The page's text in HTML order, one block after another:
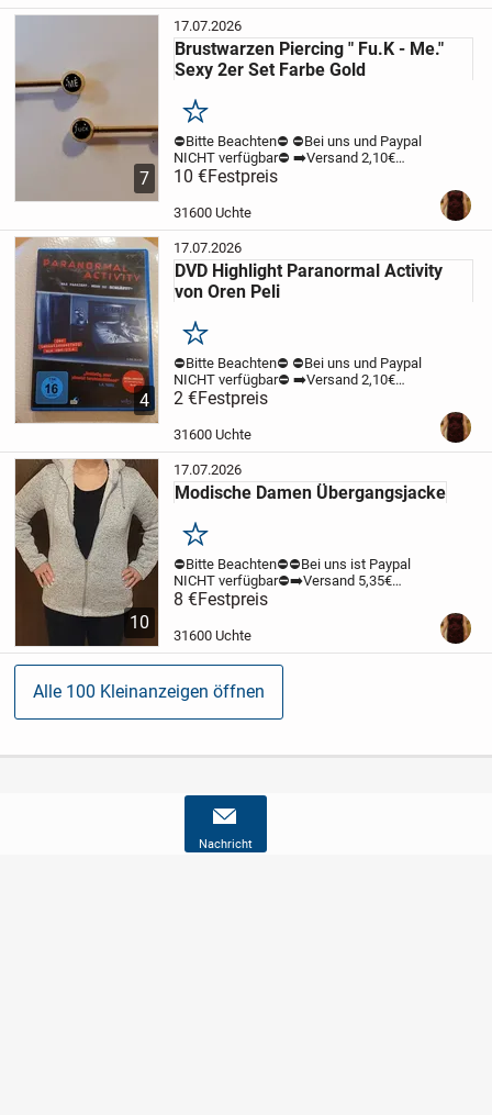
Nachricht
7
17.07.2026
Brustwarzen Piercing " Fu.K - Me."
Sexy 2er Set Farbe Gold
Merken
⛔️Bitte Beachten⛔️ ⛔️Bei uns und Paypal
NICHT verfügbar⛔️ ➡️Versand 2,10€
unversichert mit der Deutschen Post.
Zahlung per Überweisung möglich ⬅️
könnt Ihr ein 2er Set Brustwarzen
10 €Festpreis
31600 Uchte
4
17.07.2026
DVD Highlight Paranormal Activity
von Oren Peli
Merken
⛔️Bitte Beachten⛔️ ⛔️Bei uns und Paypal
NICHT verfügbar⛔️ ➡️Versand 2,10€
unversichert mit der Deutschen Post.
Zahlung per Überweisung möglich ⬅️
könnt Ihr die DVD Paranormal Activity...
2 €Festpreis
31600 Uchte
10
17.07.2026
Modische Damen Übergangsjacke
Merken
⛔️Bitte Beachten⛔️⛔️Bei uns ist Paypal
NICHT verfügbar⛔️➡️Versand 5,35€
versichert mit Hermes. Zahlung per
Überweisung möglich ⬅️
eine schöne Damen Herbst Jacke
8 €Festpreis
31600 Uchte
Alle 100 Kleinanzeigen öffnen